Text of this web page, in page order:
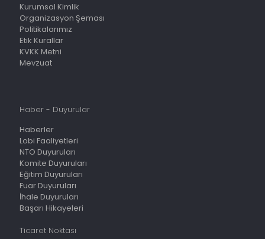
Kurumsal Kimlik
Organizasyon Şeması
Politikalarımız
Etik Kurallar
KVKK Metni
Mevzuat
Haber - Duyurular
Haberler
Lobi Faaliyetleri
NTO Duyuruları
Komite Duyuruları
Eğitim Duyuruları
Fuar Duyuruları
İhale Duyuruları
Başarı Hikayeleri
Ticaret Noktası